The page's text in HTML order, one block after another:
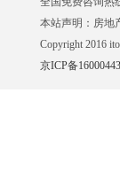
本站声明：房地
Copyright 2016
京ICP备